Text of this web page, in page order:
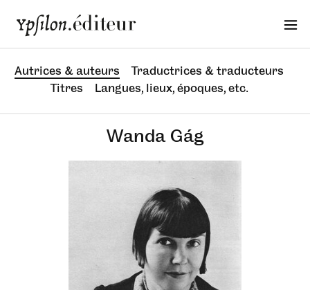
Autrices & auteurs
Traductrices & traducteurs
Titres
Langues, lieux, époques, etc.
Wanda Gág